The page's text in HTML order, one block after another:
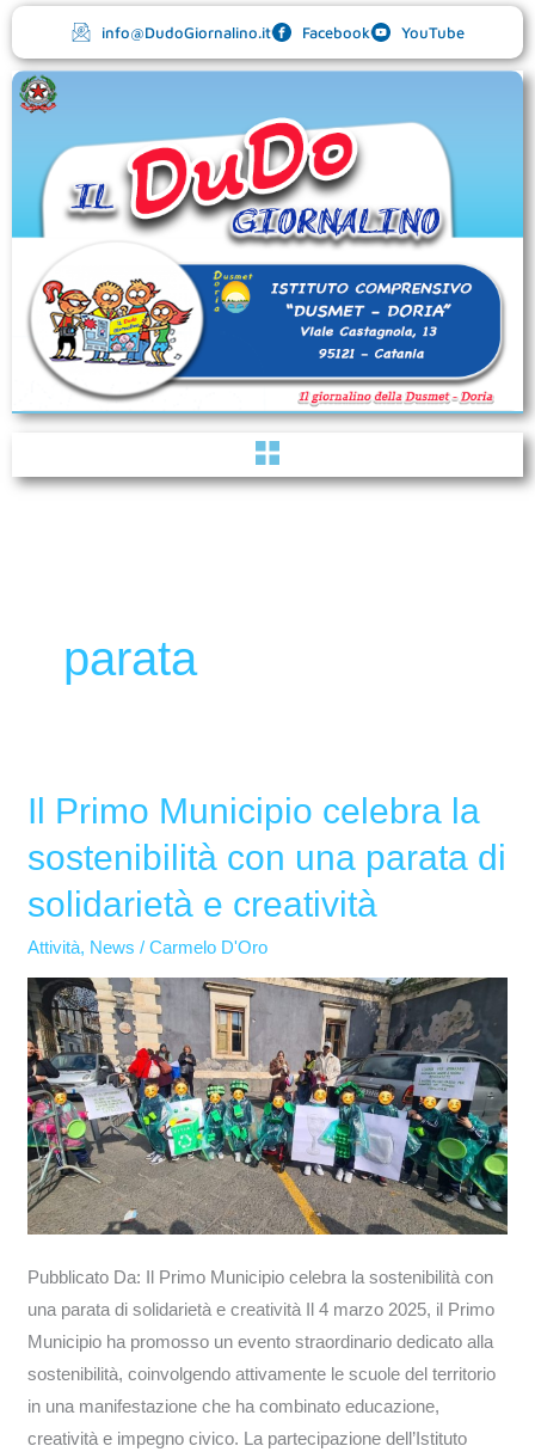
contenuto
info@DudoGiornalino.it Facebook YouTube
Menu
parata
Il Primo Municipio celebra la
sostenibilità con una parata di
solidarietà e creatività
Attività, News /Carmelo D'Oro
Pubblicato Da: Il Primo Municipio celebra la sostenibilità con
una parata di solidarietà e creatività Il 4 marzo 2025, il Primo
Municipio ha promosso un evento straordinario dedicato alla
sostenibilità, coinvolgendo attivamente le scuole del territorio
in una manifestazione che ha combinato educazione,
creatività e impegno civico. La partecipazione dell’Istituto
Il
Municipio
celebra
con
una
parata
di
solidarietà
e
creatività